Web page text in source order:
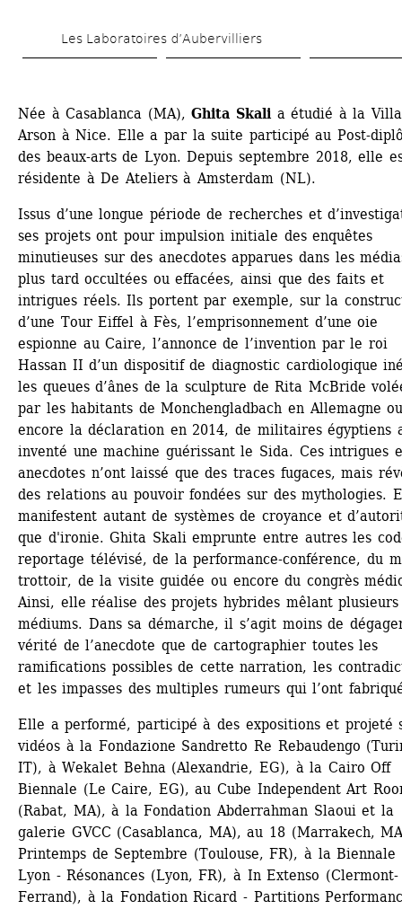
au
Les Laboratoires d’Aubervilliers
Née à Casablanca (MA), Ghita Skalia étudié à la Villa
Arson à Nice. Elle a par la suite participé au Post-
des beaux-arts de Lyon. Depuis septembre 2018, elle
résidente à De Ateliers à Amsterdam (NL).
Issus d’une longue période de recherches et
ses projets ont pour impulsion initiale des enquêtes
minutieuses sur des anecdotes apparues dans les
plus tard occultées ou effacées, ainsi que des faits et
intrigues réels. Ils portent par exemple, sur la
d’une Tour Eiffel à Fès, l’emprisonnement d’une oie
espionne au Caire, l’annonce de l’invention par le roi
Hassan II d’un dispositif de diagnostic cardiologique
les queues d’ânes de la sculpture de Rita McBride
par les habitants de Monchengladbach en Allemagne
encore la déclaration en 2014, de militaires égyptiens
inventé une machine guérissant le Sida. Ces intrigues
anecdotes n’ont laissé que des traces fugaces, mais
des relations au pouvoir fondées sur des mythologies.
manifestent autant de systèmes de croyance et
que d'ironie. Ghita Skali emprunte entre autres les
reportage télévisé, de la performance-conférence, du
trottoir, de la visite guidée ou encore du congrès
Ainsi, elle réalise des projets hybrides mêlant plusieurs
médiums. Dans sa démarche, il s’agit moins de
vérité de l’anecdote que de cartographier toutes les
ramifications possibles de cette narration, les
et les impasses des multiples rumeurs qui l’ont
Elle a performé, participé à des expositions et projeté
vidéos à la Fondazione Sandretto Re Rebaudengo
IT), à Wekalet Behna (Alexandrie, EG), à la Cairo Off
Biennale (Le Caire, EG), au Cube Independent Art
(Rabat, MA), à la Fondation Abderrahman Slaoui et la
galerie GVCC (Casablanca, MA), au 18 (Marrakech,
Printemps de Septembre (Toulouse, FR), à la Biennale
Lyon - Résonances (Lyon, FR), à In Extenso (Clermont-
Ferrand), à la Fondation Ricard - Partitions